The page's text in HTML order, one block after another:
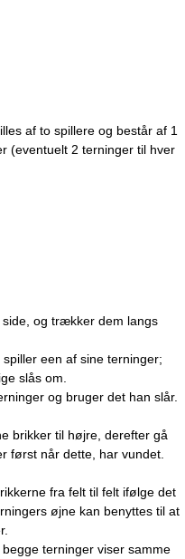
af to spillere og består af 1
(eventuelt 2 terninger til hver
og trækker dem langs
een af sine terninger;
slås om.
og bruger det han slår.
brikker til højre, derefter gå
først når dette, har vundet.
fra felt til felt ifølge det
øjne kan benyttes til at
terninger viser samme